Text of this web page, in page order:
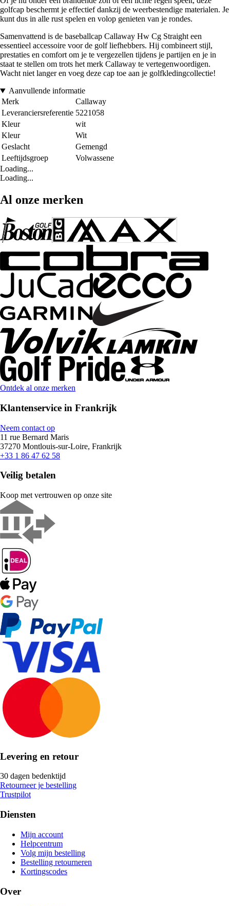
golfcap beschermt je effectief dankzij de weerbestendige materialen. Je
kunt dus in alle rust spelen en volop genieten van je rondes.
Samenvattend is de baseballcap Callaway Hw Cg Straight een
essentieel accessoire voor de golf liefhebbers. Hij combineert stijl,
prestaties en comfort om je te vergezellen tijdens je partijen en je in
staat te stellen om trots het merk Callaway te vertegenwoordigen.
Wacht niet langer en voeg deze cap toe aan je golfkledingcollectie!
Aanvullende informatie
Merk
Callaway
Leveranciersreferentie 5221058
Kleur
wit
Kleur
Wit
Geslacht
Gemengd
Leeftijdsgroep
Volwassene
Loading...
Loading...
Al onze merken
Ontdek al onze merken
Klantenservice in Frankrijk
Neem contact op
11 rue Bernard Maris
37270 Montlouis-sur-Loire, Frankrijk
+33 1 86 47 62 58
Veilig betalen
Koop met vertrouwen op onze site
Levering en retour
30 dagen bedenktijd
Retourneer je bestelling
Trustpilot
Diensten
Mijn account
Helpcentrum
Volg mijn bestelling
Bestelling retourneren
Kortingscodes
Over